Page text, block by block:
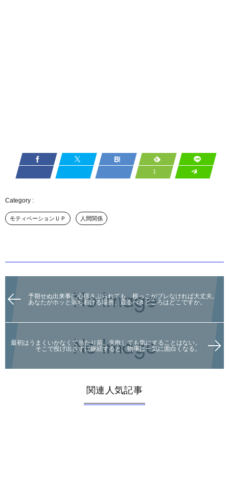
1
モティベーションＵＰ 人間関係
予期せぬ出来事に心揺さぶられても、根っこがブレなければ大丈夫。
あなたがホッと落ち着ける場所、還るべきところはどこですか。
最初はうまくいかなくて当たり前。失敗しても気にすることはない。
そこで投げ出さずに継続すると、物事は一気に面白くなる。
関連人気記事